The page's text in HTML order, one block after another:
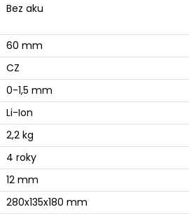
Bez aku
60 mm
CZ
0-1,5 mm
Li-Ion
2,2 kg
4 roky
12 mm
280x135x180 mm